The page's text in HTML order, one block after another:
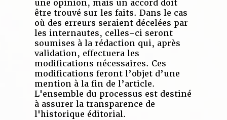
une opinion, mais un accord doit
être trouvé sur les faits. Dans le cas
où des erreurs seraient décelées par
les internautes, celles-ci seront
soumises à la rédaction qui, après
validation, effectuera les
modifications nécessaires. Ces
modifications feront l’objet d’une
mention à la fin de l’article.
L'ensemble du processus est destiné
à assurer la transparence de
l'historique éditorial.